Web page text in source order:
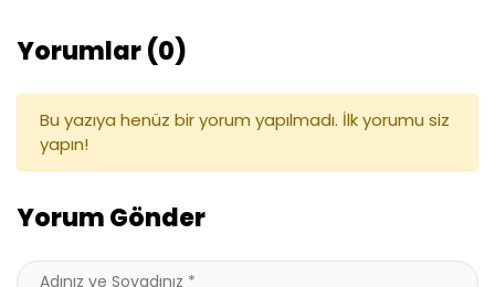
Yorumlar (0)
Bu yazıya henüz bir yorum yapılmadı. İlk yorumu siz
yapın!
Yorum Gönder